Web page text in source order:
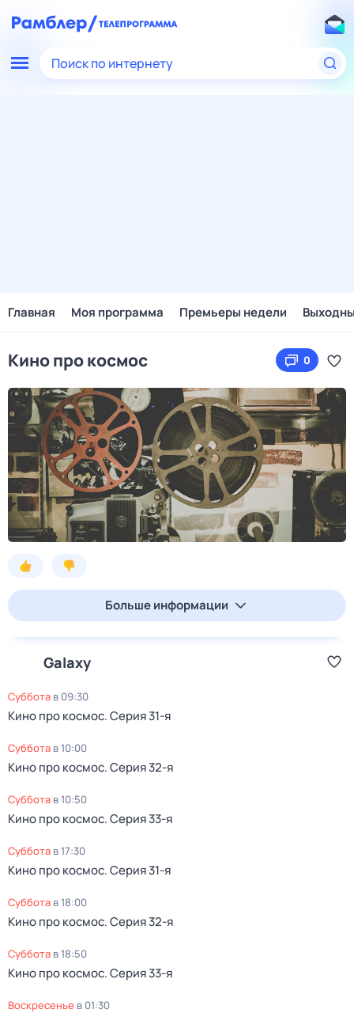
Поиск по интернету
Главная Моя программа Премьеры недели
Кино про космос 0
Больше информации
Galaxy
суббота в 09:30
Кино про космос. Серия 31-я
суббота в10:00
Кино про космос. Серия 32-я
суббота в10:50
Кино про космос. Серия 33-я
суббота в17:30
Кино про космос. Серия 31-я
суббота в18:00
Кино про космос. Серия 32-я
суббота в18:50
Кино про космос. Серия 33-я
воскресенье в 01:30